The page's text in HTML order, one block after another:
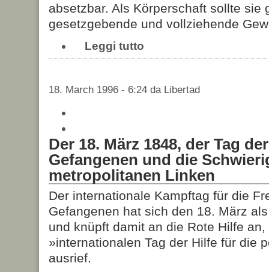
absetzbar. Als Körperschaft sollte sie
gesetzgebende und vollziehende
Leggi tutto
18. March 1996 - 6:24 da Libertad
Der 18. März 1848, der Tag
Gefangenen und die
metropolitanen Linken
Der internationale Kampftag für die
Gefangenen hat sich den 18. März
und knüpft damit an die Rote Hilfe
»internationalen Tag der Hilfe für die
ausrief.